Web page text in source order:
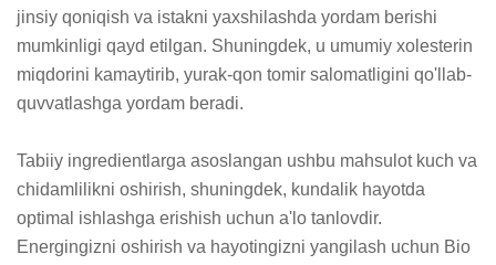
jinsiy qoniqish va istakni yaxshilashda yordam berishi
mumkinligi qayd etilgan. Shuningdek, u umumiy xolesterin
miqdorini kamaytirib, yurak-qon tomir salomatligini qo'llab-
quvvatlashga yordam beradi.
Tabiiy ingredientlarga asoslangan ushbu mahsulot kuch va
chidamlilikni oshirish, shuningdek, kundalik hayotda
optimal ishlashga erishish uchun a'lo tanlovdir.
Energingizni oshirish va hayotingizni yangilash uchun Bio